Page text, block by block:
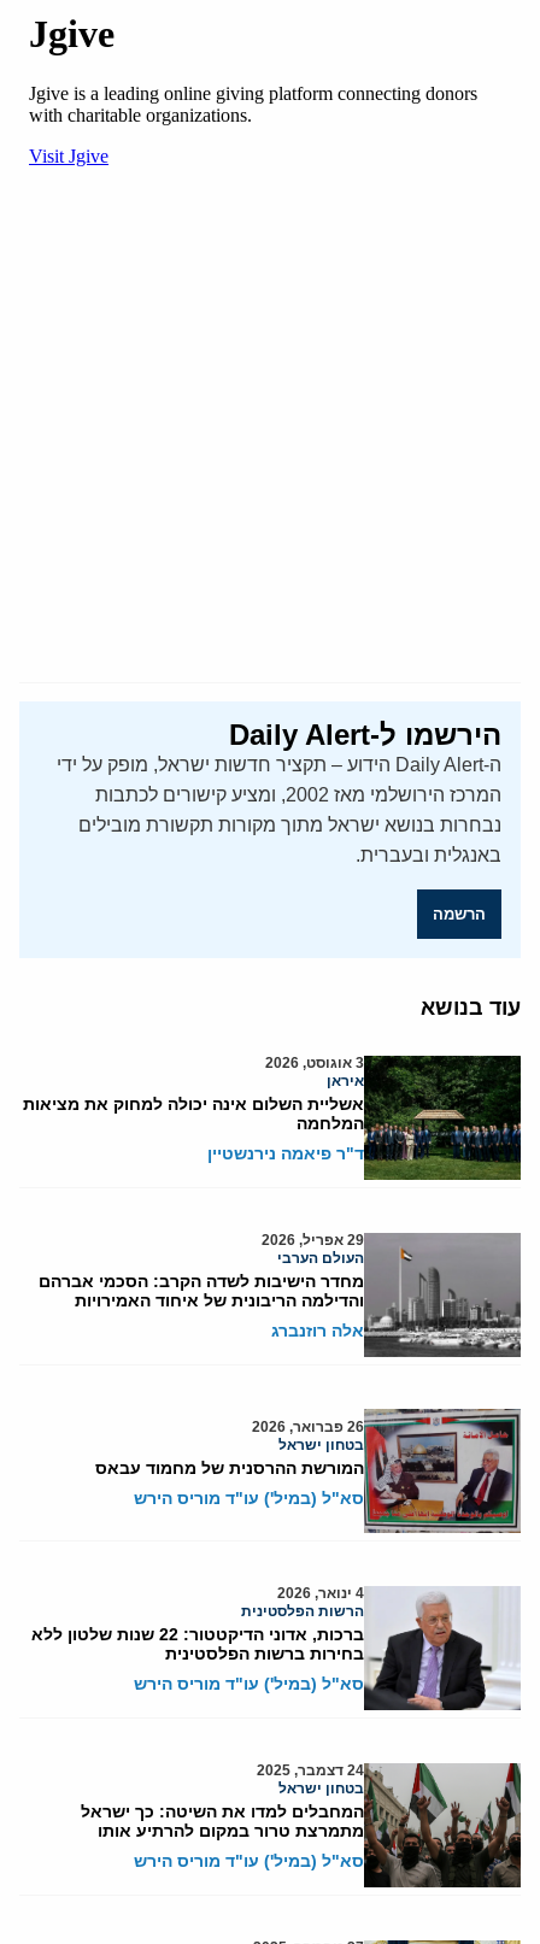
הירשמו ל-Daily Alert
ה-Daily Alert הידוע – תקציר חדשות ישראל, מופק על ידי
המרכז הירושלמי מאז 2002, ומציע קישורים לכתבות
נבחרות בנושא ישראל מתוך מקורות תקשורת מובילים
באנגלית ובעברית.
הרשמה
עוד בנושא
3 אוגוסט, 2026
איראן
אשליית השלום אינה יכולה למחוק את מציאות
המלחמה
ד"ר פיאמה נירנשטיין
29 אפריל, 2026
העולם הערבי
מחדר הישיבות לשדה הקרב: הסכמי אברהם
והדילמה הריבונית של איחוד האמירויות
אלה רוזנברג
26 פברואר, 2026
בטחון ישראל
המורשת ההרסנית של מחמוד עבאס
סא"ל (במיל') עו"ד מוריס הירש
4 ינואר, 2026
הרשות הפלסטינית
ברכות, אדוני הדיקטטור: 22 שנות שלטון ללא
בחירות ברשות הפלסטינית
סא"ל (במיל') עו"ד מוריס הירש
24 דצמבר, 2025
בטחון ישראל
המחבלים למדו את השיטה: כך ישראל
מתמרצת טרור במקום להרתיע אותו
סא"ל (במיל') עו"ד מוריס הירש